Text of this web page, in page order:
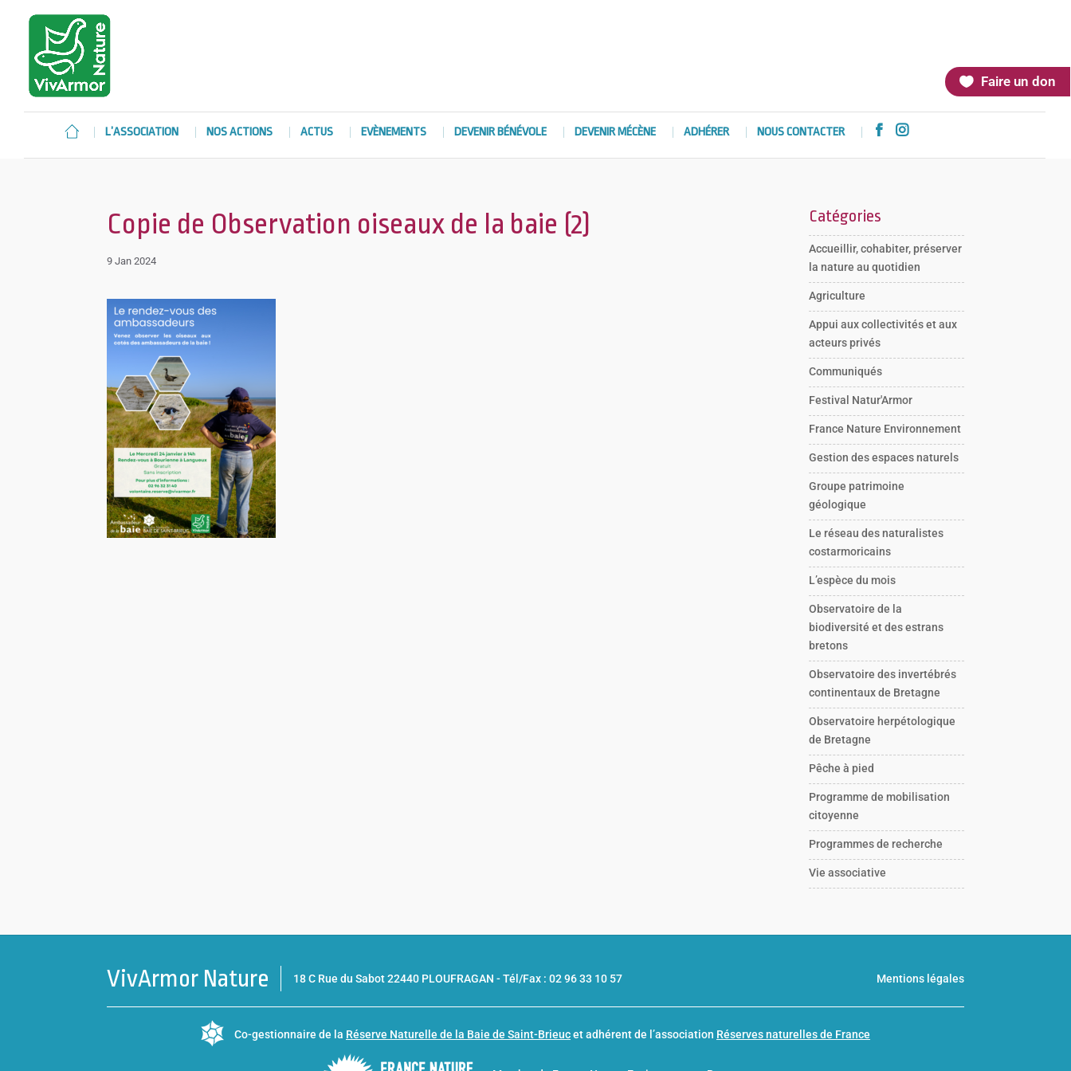
Faire un don
L’ASSOCIATION NOS ACTIONS ACTUS EVÈNEMENTS DEVENIR BÉNÉVOLE DEVENIR MÉCÈNE ADHÉRER NOUS CONTACTER  
Copie de Observation oiseaux de la baie (2)
9 Jan 2024
Catégories
Accueillir, cohabiter, préserver
la nature au quotidien
Agriculture
Appui aux collectivités et aux
acteurs privés
Communiqués
Festival Natur'Armor
France Nature Environnement
Gestion des espaces naturels
Groupe patrimoine
géologique
Le réseau des naturalistes
costarmoricains
L’espèce du mois
Observatoire de la
biodiversité et des estrans
bretons
Observatoire des invertébrés
continentaux de Bretagne
Observatoire herpétologique
de Bretagne
Pêche à pied
Programme de mobilisation
citoyenne
Programmes de recherche
Vie associative
VivArmor Nature 18 C Rue du Sabot 22440 PLOUFRAGAN -Tél/Fax : 02 96 33 10 57 Mentions légales
Co-gestionnaire de la Réserve Naturelle de la Baie de Saint-Brieucet adhérent de l’association Réserves naturelles de France